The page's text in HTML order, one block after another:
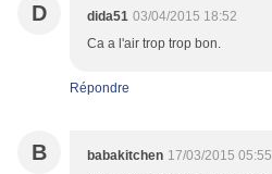
D dida51 03/04/2015 18:52
Ca a l'air trop trop bon.
Répondre
B babakitchen 17/03/2015 05:55